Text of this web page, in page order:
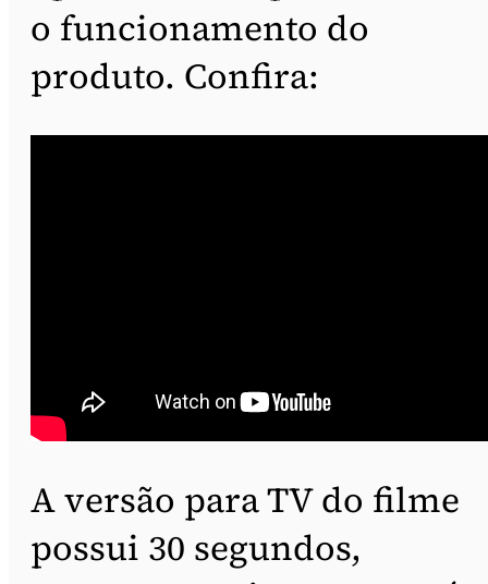
o funcionamento do
produto. Confira:
A versão para TV do filme
possui 30 segundos,